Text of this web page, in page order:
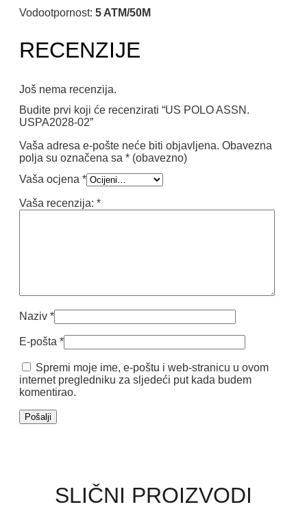
Vodootpornost: 5 ATM/50M
RECENZIJE
Još nema recenzija.
Budite prvi koji će recenzirati “US POLO ASSN.
USPA2028-02”
Vaša adresa e-pošte neće biti objavljena. Obavezna
polja su označena sa * (obavezno)
Vaša ocjena *
Vaša recenzija: *
Naziv *
E-pošta *
Spremi moje ime, e-poštu i web-stranicu u ovom
internet pregledniku za sljedeći put kada budem
komentirao.
SLIČNI PROIZVODI